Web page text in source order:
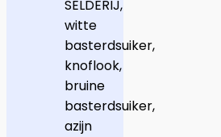
SELDERIJ,
witte
basterdsuiker,
knoflook,
bruine
basterdsuiker,
azijn